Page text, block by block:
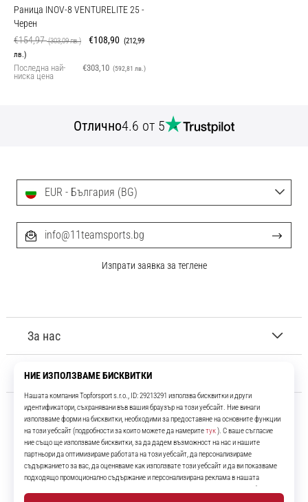
Раница INOV-8 VENTURELITE 25-
Черен
€154,97(303,09 лв.) €108,90 (212,99
лв.)
Последна най-
ниска цена
€303,10 (592,81 лв.)
Отлично4.6 от 5
11teamsports.bg
Повече от 16 години ние сме ваши съотборници, представяйки ви
най-добрите и най-новите футболни продукти.
За нас
Обслужване на клиенти
EUR - България (BG)
info@11teamsports.bg
Изпрати заявка за теглене